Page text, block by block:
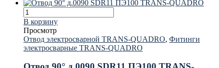
В корзину
Просмотр
Отвод электросварной TRANS-QUADRO, Фитинги
электросварные TRANS-QUADRO